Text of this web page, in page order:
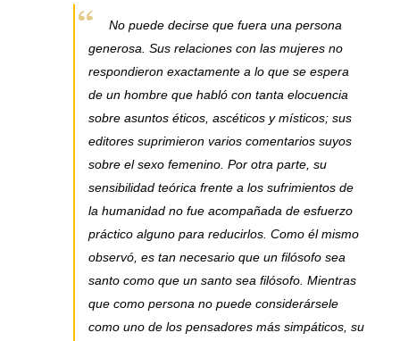
No puede decirse que fuera una persona
generosa. Sus relaciones con las mujeres no
respondieron exactamente a lo que se espera
de un hombre que habló con tanta elocuencia
sobre asuntos éticos, ascéticos y místicos; sus
editores suprimieron varios comentarios suyos
sobre el sexo femenino. Por otra parte, su
sensibilidad teórica frente a los sufrimientos de
la humanidad no fue acompañada de esfuerzo
práctico alguno para reducirlos. Como él mismo
observó, es tan necesario que un filósofo sea
santo como que un santo sea filósofo. Mientras
que como persona no puede considerársele
como uno de los pensadores más simpáticos, su